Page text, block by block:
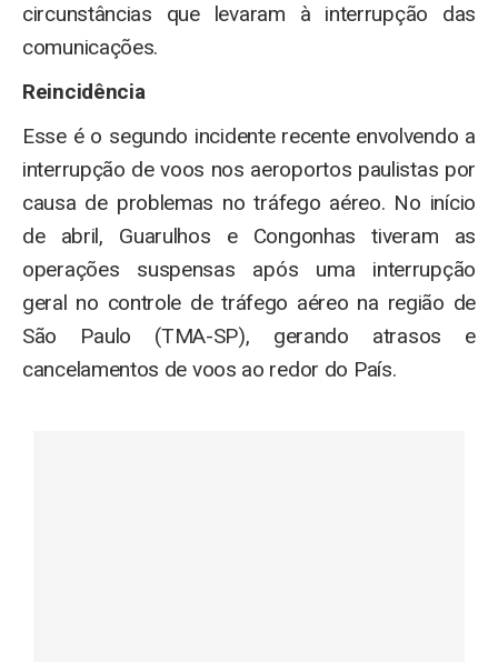
circunstâncias que levaram à interrupção das
comunicações.
Reincidência
Esse é o segundo incidente recente envolvendo a
interrupção de voos nos aeroportos paulistas por
causa de problemas no tráfego aéreo. No início
de abril, Guarulhos e Congonhas tiveram as
operações suspensas após uma interrupção
geral no controle de tráfego aéreo na região de
São Paulo (TMA-SP), gerando atrasos e
cancelamentos de voos ao redor do País.